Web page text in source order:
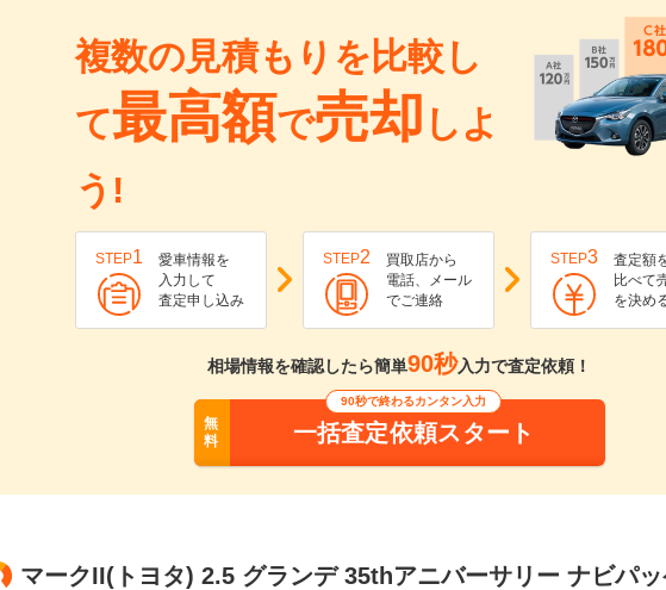
複数の見積もりを比較し
て最高額で売却 しよ
う!
STEP1
愛車情報を
入力して
査定申し込み
STEP2
買取店から
電話、メール
でご連絡
STEP3
査定額
比べて
を決め
相場情報を確認したら簡単90秒入力で査定依頼！
無
料
90秒で終わるカンタン入力
一括査定依頼スタート
マークII(トヨタ) 2.5 グランデ 35thアニバーサリー ナビパ